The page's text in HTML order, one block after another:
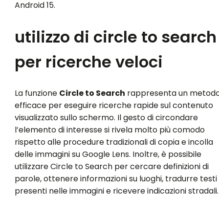
Android 15.
utilizzo di circle to search
per ricerche veloci
La funzione Circle to Search rappresenta un
efficace per eseguire ricerche rapide sul contenuto
visualizzato sullo schermo. Il gesto di circondare
l’elemento di interesse si rivela molto più comodo
rispetto alle procedure tradizionali di copia e incolla
delle immagini su Google Lens. Inoltre, è possibile
utilizzare Circle to Search per cercare definizioni di
parole, ottenere informazioni su luoghi, tradurre testi
presenti nelle immagini e ricevere indicazioni stradali.